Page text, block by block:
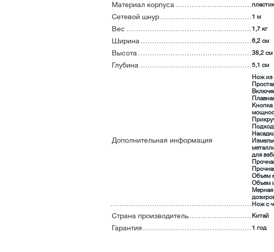
Материал корпуса
Сетевой шнур 1 м
Вес 1,7 кг
Ширина 6,2 см
Высота 38,2 см
Глубина 5,1 см
Дополнительная информация
Нож из
Кнопка
для
Объем
Объем
Нож с
Страна производитель Китай
Гарантия 1 год